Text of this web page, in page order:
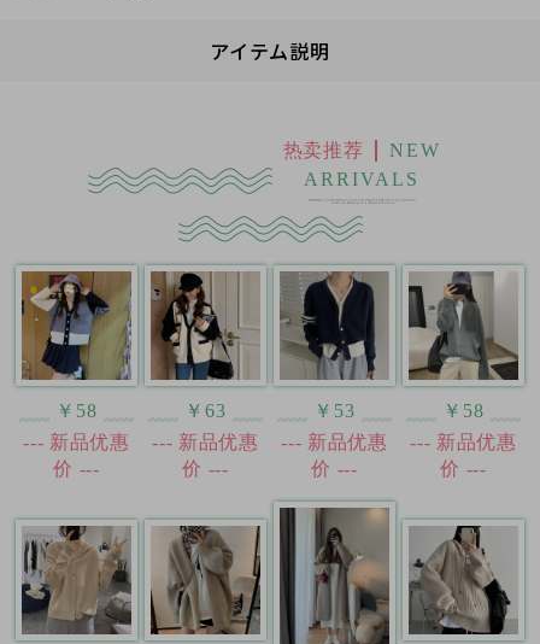
アイテム説明
热卖推荐
NEW
ARRIVALS
￥58
--- 新品优惠
价 ---
￥63
--- 新品优惠
价 ---
￥53
--- 新品优惠
价 ---
￥58
--- 新品优惠
价 ---